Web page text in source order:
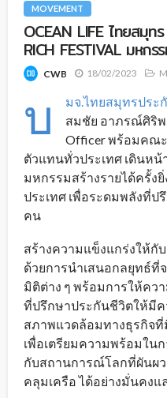
MOVEMENT
OCEAN LIFE ไทยสมุท
RICH FESTIVAL มหก
CWB 18/02/2023
บ มจ.ไทยสมุทรประ
สมชัย อาภรณ์ศิริพ
Officer พร้อมคณ
ตัวแทนทั่วประเทศ เดินหน้
มหกรรมสร้างรายได้ครั้ง
ประเทศ เพื่อระดมพลังที่ป
คน
สร้างความแข็งแกร่งให้กั
ด้วยการนำเสนอกลยุทธ์ที่
มิติต่าง ๆ พร้อมการให้คว
ที่ปรึกษาประกันชีวิตให้มี
สภาพแวดล้อมทางธุรกิจที่
เพื่อเตรียมความพร้อมใน
กับสถานการณ์โลกที่ผันผ
คลุมเครือ ได้อย่างมั่นคงแ